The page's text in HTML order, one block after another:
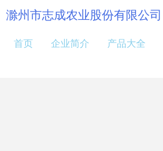
滁州市志成农业股份有限公司
首页 企业简介 产品大全